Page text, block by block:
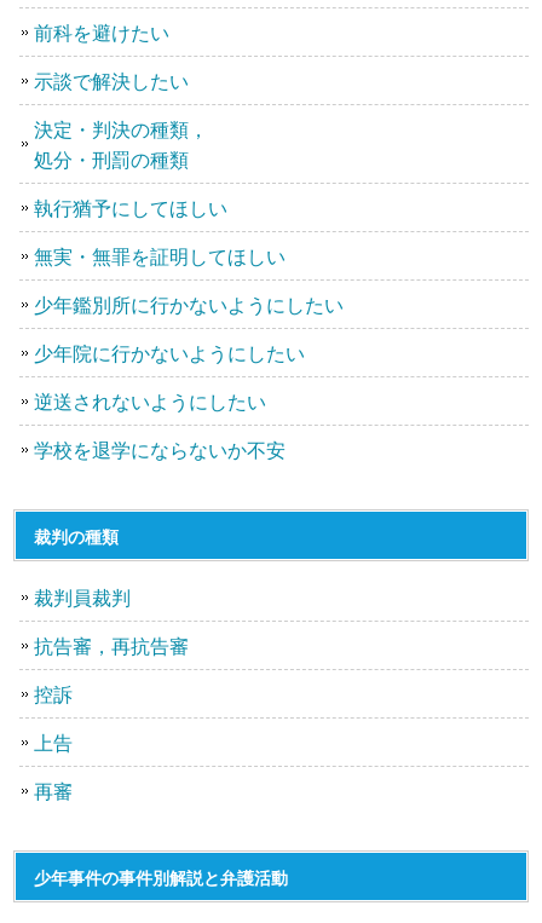
前科を避けたい
示談で解決したい
決定・判決の種類，
処分・刑罰の種類
執行猶予にしてほしい
無実・無罪を証明してほしい
少年鑑別所に行かないようにしたい
少年院に行かないようにしたい
逆送されないようにしたい
学校を退学にならないか不安
裁判の種類
裁判員裁判
抗告審，再抗告審
控訴
上告
再審
少年事件の事件別解説と弁護活動